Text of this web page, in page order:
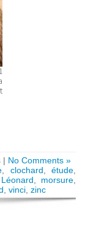
| No Comments »
clochard ,étude
Léonard morsure
vinci zinc